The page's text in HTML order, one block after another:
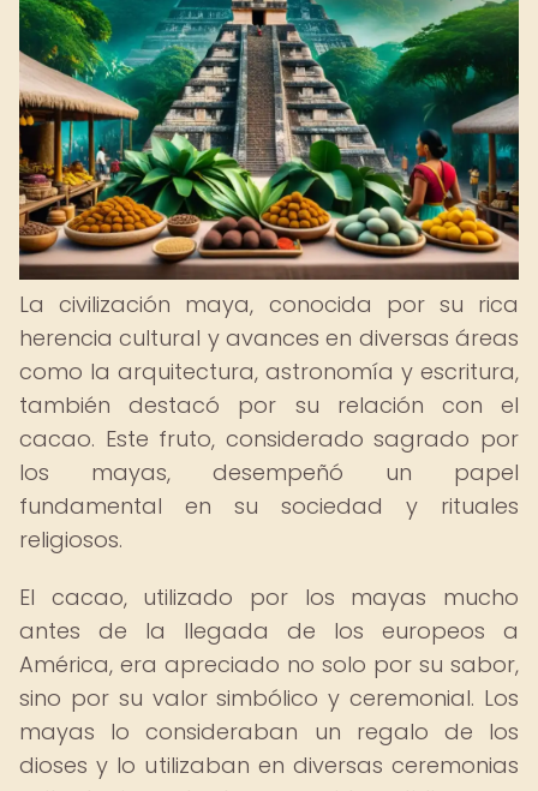
La civilización maya, conocida por su rica
herencia cultural y avances en diversas áreas
como la arquitectura, astronomía y escritura,
también destacó por su relación con el
cacao. Este fruto, considerado sagrado por
los mayas, desempeñó un papel
fundamental en su sociedad y rituales
religiosos.
El cacao, utilizado por los mayas mucho
antes de la llegada de los europeos a
América, era apreciado no solo por su sabor,
sino por su valor simbólico y ceremonial. Los
mayas lo consideraban un regalo de los
dioses y lo utilizaban en diversas ceremonias